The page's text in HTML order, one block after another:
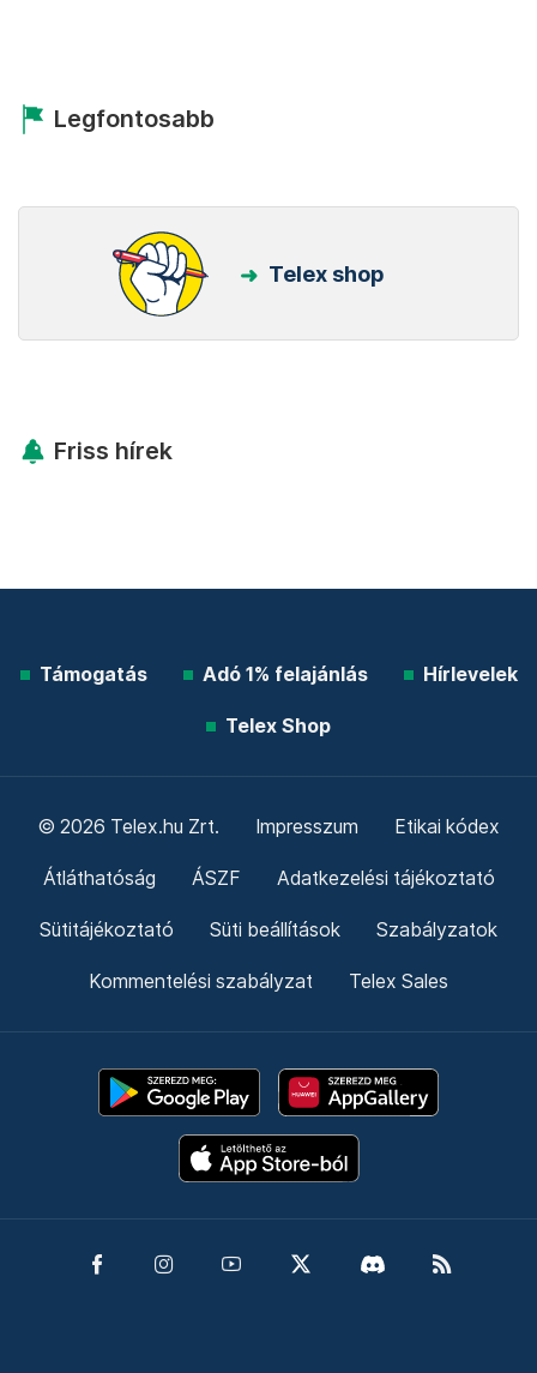
Legfontosabb
Telex shop
Friss hírek
Támogatás Adó 1% felajánlás Hírlevelek
Telex Shop
© 2026 Telex.hu Zrt. Impresszum Etikai kódex
Átláthatóság ÁSZF Adatkezelési tájékoztató
Sütitájékoztató Süti beállítások Szabályzatok
Kommentelési szabályzat Telex Sales